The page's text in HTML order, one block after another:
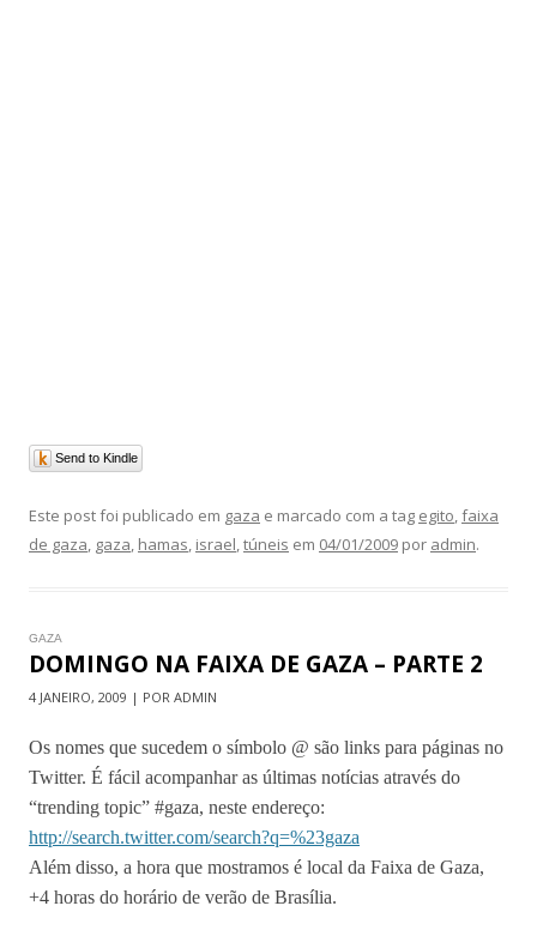
Send to Kindle
Este post foi publicado em gaza e marcado com a tag egito,faixa
de gaza, gaza, hamas, israel,túneis em 04/01/2009 por admin.
GAZA
DOMINGO NA FAIXA DE GAZA – PARTE 2
4 JANEIRO, 2009 | POR ADMIN
Os nomes que sucedem o símbolo @ são links para páginas no
Twitter. É fácil acompanhar as últimas notícias através do
“trending topic” #gaza, neste endereço:
http://search.twitter.com/search?q=%23gaza
Além disso, a hora que mostramos é local da Faixa de Gaza,
+4 horas do horário de verão de Brasília.